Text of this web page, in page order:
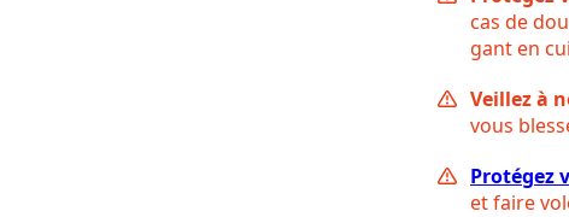
cas de
gant en
Veillez à
vous
Protégez
et faire